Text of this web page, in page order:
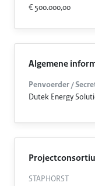
€ 500.000,00
Algemene
Penvoerder /
Dutek Energy
STAPHORST